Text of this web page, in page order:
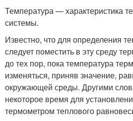
Температура — характеристика
системы.
Известно, что для определения
следует поместить в эту среду
до тех пор, пока температура
изменяться, приняв значе­ние,
окружающей среды. Другими
некоторое время для
термометром теплового